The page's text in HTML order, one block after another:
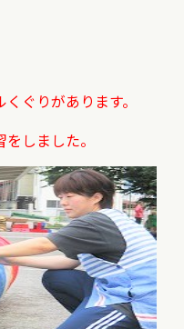
ぐりがあります。
しました。